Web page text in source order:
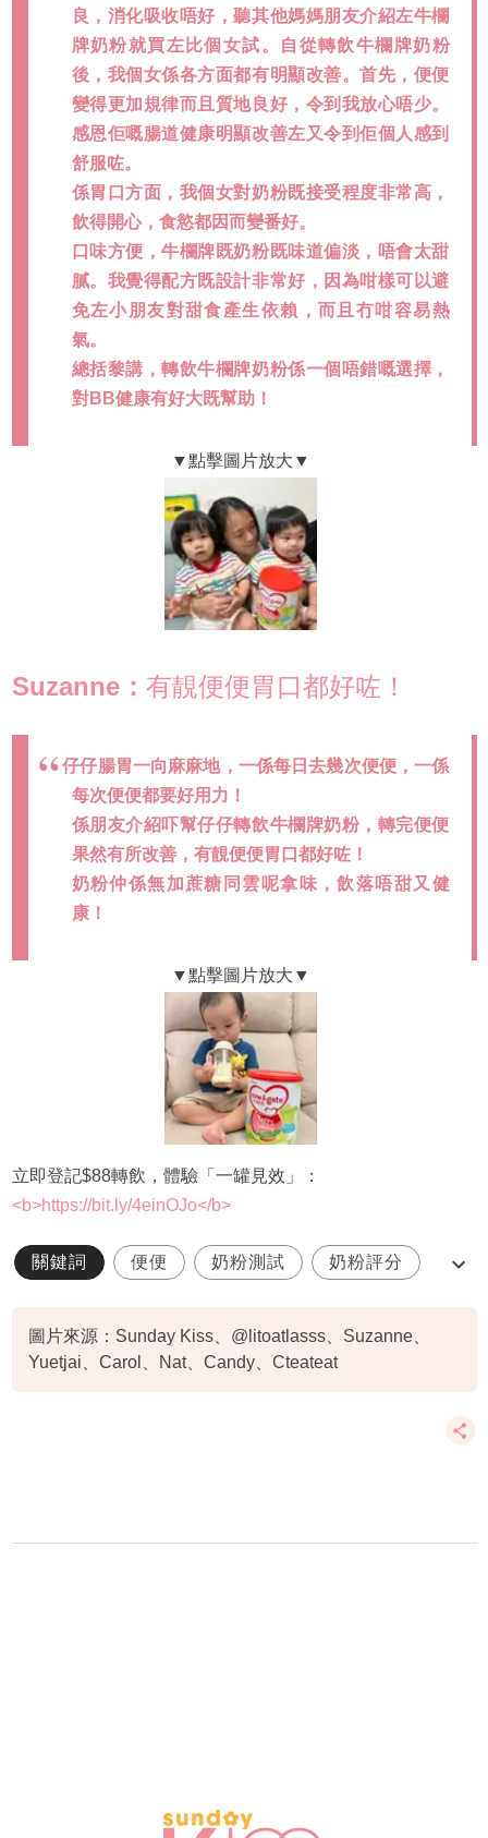
良，消化吸收唔好，聽其他媽媽朋友介紹左牛欄
牌奶粉就買左比個女試。自從轉飲牛欄牌奶粉
後，我個女係各方面都有明顯改善。首先，便便
變得更加規律而且質地良好，令到我放心唔少。
感恩佢嘅腸道健康明顯改善左又令到佢個人感到
舒服咗。
係胃口方面，我個女對奶粉既接受程度非常高，
飲得開心，食慾都因而變番好。
口味方便，牛欄牌既奶粉既味道偏淡，唔會太甜
膩。我覺得配方既設計非常好，因為咁樣可以避
免左小朋友對甜食產生依賴，而且冇咁容易熱
氣。
總括黎講，轉飲牛欄牌奶粉係一個唔錯嘅選擇，
對BB健康有好大既幫助！
Suzanne： 有靚便便胃口都好咗！
仔仔腸胃一向麻麻地，一係每日去幾次便便，一係
每次便便都要好用力！
係朋友介紹吓幫仔仔轉飲牛欄牌奶粉，轉完便便
果然有所改善，有靚便便胃口都好咗！
奶粉仲係無加蔗糖同雲呢拿味，飲落唔甜又健
康！
立即登記$88轉飲，體驗「一罐見效」：
<b>https://bit.ly/4einOJo</b>
關鍵詞 便便 奶粉測試 奶粉評分
圖片來源：Sunday Kiss、@litoatlasss、Suzanne、
Yuetjai、Carol、Nat、Candy、Cteateat